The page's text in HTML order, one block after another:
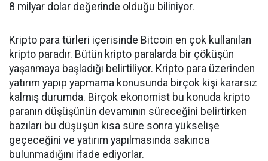
8 milyar dolar değerinde olduğu biliniyor.
Kripto para türleri içerisinde Bitcoin en çok kullanılan
kripto paradır. Bütün kripto paralarda bir çöküşün
yaşanmaya başladığı belirtiliyor. Kripto para üzerinden
yatırım yapıp yapmama konusunda birçok kişi kararsız
kalmış durumda. Birçok ekonomist bu konuda kripto
paranın düşüşünün devamının süreceğini belirtirken
bazıları bu düşüşün kısa süre sonra yükselişe
geçeceğini ve yatırım yapılmasında sakınca
bulunmadığını ifade ediyorlar.